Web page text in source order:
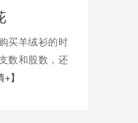
买羊绒衫的时
数和股数，还
+】